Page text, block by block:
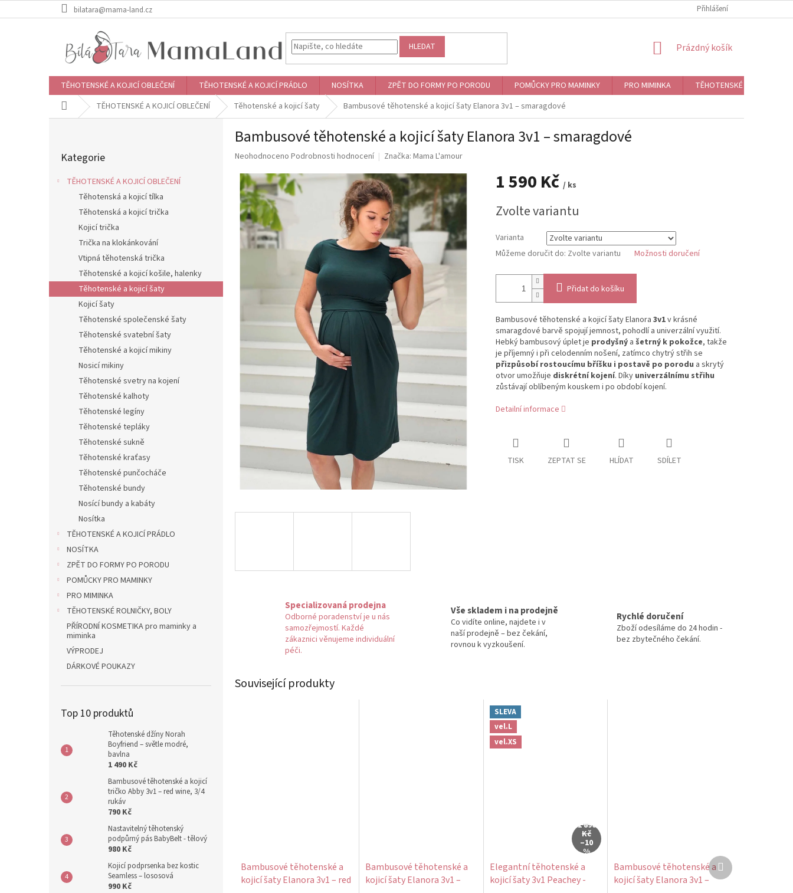
na
bilatara@mama-land.cz Přihlášení
HLEDAT
NÁKUPNÍ
Prázdný košík
TĚHOTENSKÉ A KOJICÍ OBLEČENÍ TĚHOTENSKÉ A KOJICÍ PRÁDLO NOSÍTKA ZPĚT DO FORMY PO PORODU POMŮCKY PRO MAMINKY PRO MIMINKA
TĚHOTENSKÉ ROLNIČKY,
Domů TĚHOTENSKÉ A KOJICÍ OBLEČENÍ Těhotenské a kojicí šaty Bambusové těhotenské a kojicí šaty Elanora 3v1 – smaragdové
e
l
kategorie
Kategorie
TĚHOTENSKÉ A KOJICÍ OBLEČENÍ
Těhotenská a kojicí tílka
Těhotenská a kojicí trička
Kojicí trička
Trička na klokánkování
Vtipná těhotenská trička
Těhotenské a kojicí košile, halenky
Těhotenské a kojicí šaty
Kojicí šaty
Těhotenské společenské šaty
Těhotenské svatební šaty
Těhotenské a kojicí mikiny
Nosicí mikiny
Těhotenské svetry na kojení
Těhotenské kalhoty
Těhotenské legíny
Těhotenské tepláky
Těhotenské sukně
Těhotenské kraťasy
Těhotenské punčocháče
Těhotenské bundy
Nosící bundy a kabáty
Nosítka
TĚHOTENSKÉ A KOJICÍ PRÁDLO
NOSÍTKA
ZPĚT DO FORMY PO PORODU
POMŮCKY PRO MAMINKY
PRO MIMINKA
TĚHOTENSKÉ ROLNIČKY, BOLY
PŘÍRODNÍ KOSMETIKA pro maminky a
miminka
VÝPRODEJ
DÁRKOVÉ POUKAZY
Top 10 produktů
Těhotenské džíny Norah
Boyfriend – světle modré,
bavlna
1 490 Kč
Bambusové těhotenské a kojicí
tričko Abby 3v1 – red wine, 3/4
rukáv
790 Kč
Nastavitelný těhotenský
podpůrný pás BabyBelt - tělový
980 Kč
Kojicí podprsenka bez kostic
Seamless – lososová
990 Kč
Bambusové těhotenské a kojicí šaty Elanora 3v1 – smaragdové
Průměrné
produktu
je
0,0
hvězdiček.
Neohodnoceno Podrobnosti hodnocení Značka: Mama L'amour
1 590 Kč / ks
cena:
Zvolte variantu
Varianta
Můžeme doručit do: Zvolte variantu Možnosti doručení
Přidat do košíku
Bambusové těhotenské a kojicí šaty Elanora 3v1v krásné
smaragdové barvě spojují jemnost, pohodlí a univerzální využití.
Hebký bambusový úplet je prodyšnýa šetrný k pokožce, takže
je příjemný i při celodenním nošení, zatímco chytrý střih se
přizpůsobí rostoucímu bříšku i postavě po porodu a skrytý
otvor umožňuje diskrétní kojení. Díky univerzálnímu střihu
zůstávají oblíbeným kouskem i po období kojení.
Detailní informace
TISK ZEPTAT SE HLÍDAT SDÍLET
Specializovaná prodejna
Odborné poradenství je u nás
samozřejmostí. Každé
zákaznici věnujeme individuální
péči.
Vše skladem i na prodejně
Co vidíte online, najdete i v
naší prodejně – bez čekání,
rovnou k vyzkoušení.
Rychlé doručení
Zboží odesíláme do 24 hodin -
bez zbytečného čekání.
Související produkty
Bambusové těhotenské a
kojicí šaty Elanora 3v1 – red
Bambusové těhotenské a
kojicí šaty Elanora 3v1 –
SLEVA
vel.L
vel.XS
1 890
Kč
–10
%
Elegantní těhotenské a
kojicí šaty 3v1 Peachey -
Bambusové těhotenské a
kojicí šaty Elanora 3v1 –
Další
produkt